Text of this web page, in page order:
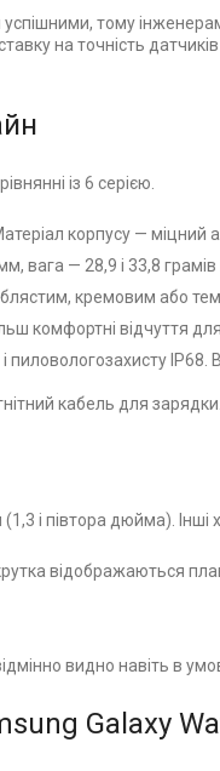
успішними, тому
на точність
із 6 серією.
корпусу — міцний
вага — 28,9 і 33,8 грамів
кремовим або
комфортні відчуття
пиловологозахисту
кабель для зарядки.
і півтора дюйма). Інші
відображаються
видно навіть в
Galaxy